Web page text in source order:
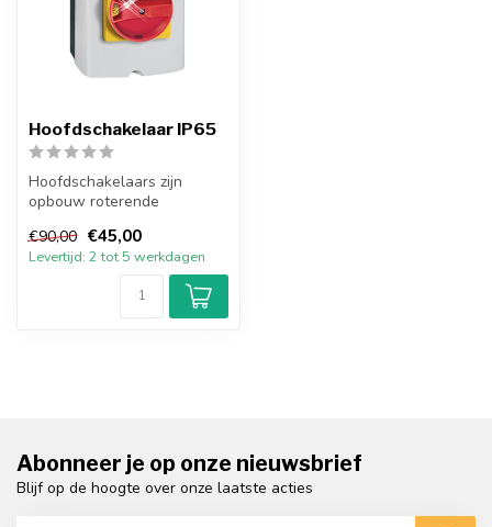
Hoofdschakelaar IP65
Hoofdschakelaars zijn
opbouw roterende
voor commerci...
€90,00 €45,00
Levertijd: 2 tot 5 werkdagen
Abonneer je op onze nieuwsbrief
Blijf op de hoogte over onze laatste acties